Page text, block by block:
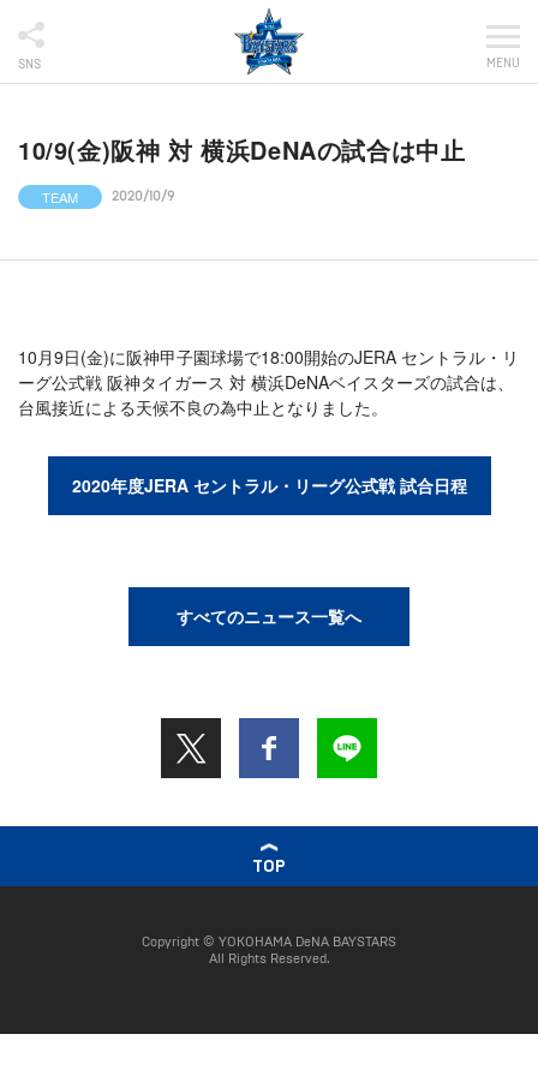
SNS MENU
10/9(金)阪神 対 横浜DeNAの試合は中止
TEAM 2020/10/9
10月9日(金)に阪神甲子園球場で18:00開始のJERA セントラル・リ
ーグ公式戦 阪神タイガース 対 横浜DeNAベイスターズの試合は、
台風接近による天候不良の為中止となりました。
2020年度JERA セントラル・リーグ公式戦 試合日程
すべてのニュース一覧へ
TOP
Copyright © YOKOHAMA DeNA BAYSTARS
All Rights Reserved.